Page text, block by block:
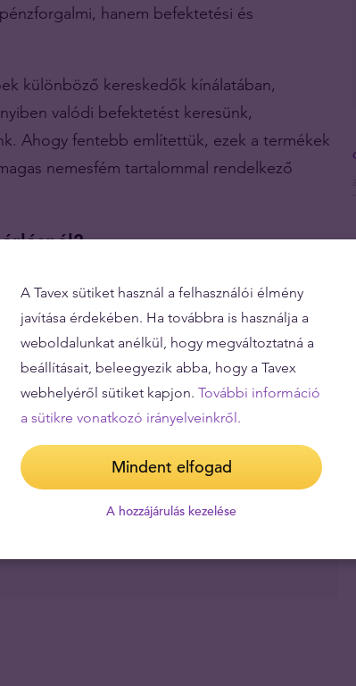
hanem befektetési és
különböző kereskedők kínálatában,
valódi befektetést keresünk,
Ahogy fentebb említettük, ezek a termékek
nemesfém tartalommal rendelkező
a piacon rendelkezésünkre állnak
esetben érdemes utánajárni az adott
minden termékünkhöz tartozik egy
információkról. Általánosságban
kizárólag a legtisztább aranyból és
minden esetben a kibocsátó ország
A Tavex sütiket használ a felhasználói élmény
javítása érdekében. Ha továbbra is használja a
weboldalunkat anélkül, hogy megváltoztatná a
beállításait, beleegyezik abba, hogy a Tavex
webhelyéről sütiket kapjon. További információ
a sütikre vonatkozó irányelveinkről.
Mindent elfogad
A hozzájárulás kezelése